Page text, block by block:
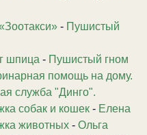
- Пушистый
шпица - Пушистый гном
помощь на дому.
служба "Динго".
собак и кошек - Елена
животных - Ольга